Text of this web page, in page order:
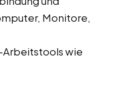
Monitore,
wie